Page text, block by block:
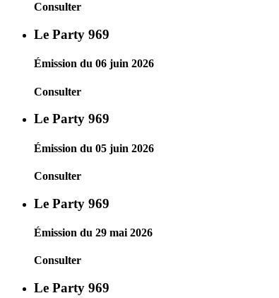
Consulter
Le Party 969
Émission du 06 juin 2026
Consulter
Le Party 969
Émission du 05 juin 2026
Consulter
Le Party 969
Émission du 29 mai 2026
Consulter
Le Party 969